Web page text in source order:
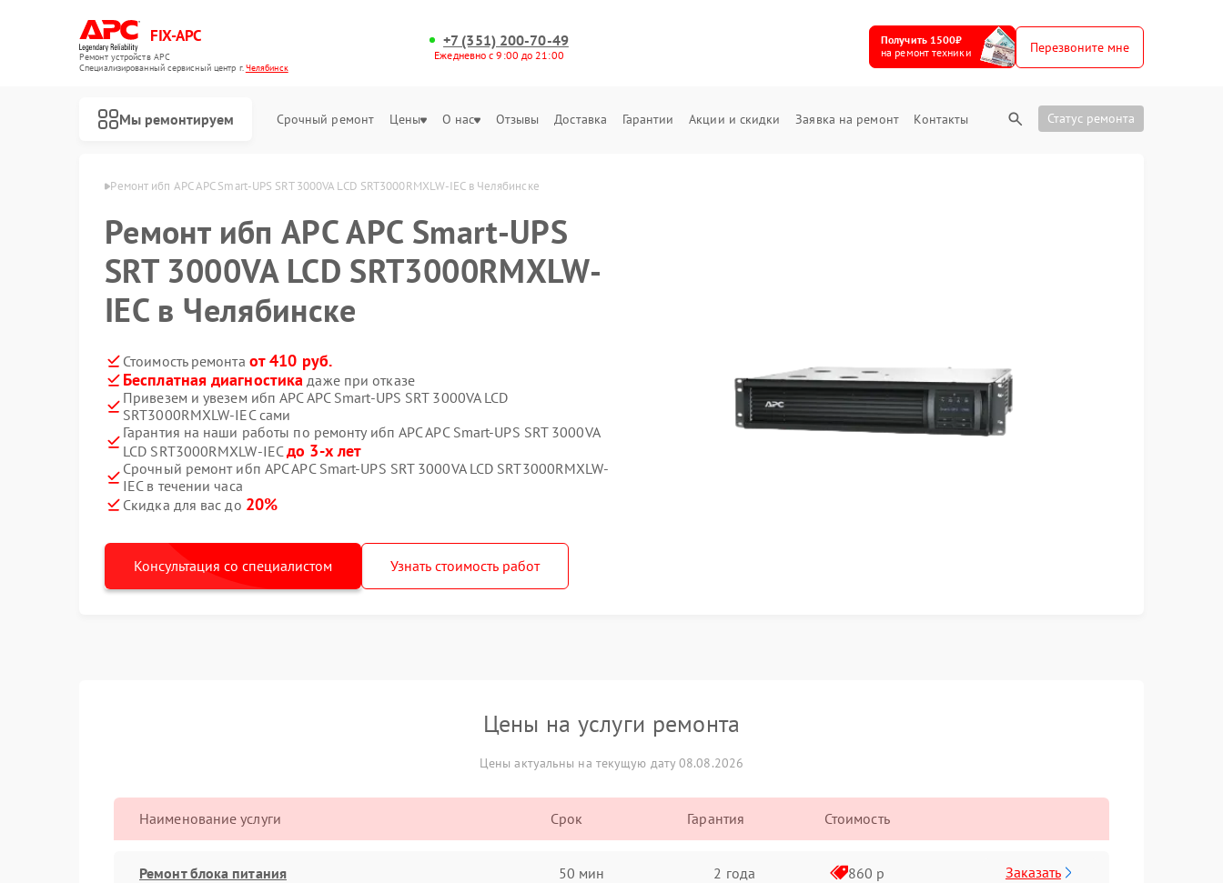
FIX-APC
Ремонт устройств APC
Специализированный cервисный центр г.Челябинск
+7 (351) 200-70-49
Ежедневно с 9:00 до 21:00
Получить 1500₽
на ремонт техники
Перезвоните мне
Мы ремонтируем Срочный ремонт Цены О нас Отзывы Доставка Гарантии Акции и скидки Заявка на ремонт Контакты Статус ремонта
APC в Челябинске Ремонт ибп APC APC Smart-UPS SRT 3000VA LCD SRT3000RMXLW-IEC в Челябинске
Ремонт ибп APC APC Smart-UPS
SRT 3000VA LCD SRT3000RMXLW-
IEC в Челябинске
Стоимость ремонта от 410 руб.
Бесплатная диагностика даже при отказе
Привезем и увезем ибп APC APC Smart-UPS SRT 3000VA LCD
SRT3000RMXLW-IEC сами
Гарантия на наши работы по ремонту ибп APC APC Smart-UPS SRT 3000VA
LCD SRT3000RMXLW-IECдо 3-х лет
Срочный ремонт ибп APC APC Smart-UPS SRT 3000VA LCD SRT3000RMXLW-
IEC в течении часа
Скидка для вас до 20%
Консультация со специалистом Узнать стоимость работ
Цены на услуги ремонта
Цены актуальны на текущую дату 08.08.2026
Наименование услуги Срок Гарантия Стоимость
Ремонт блока питания 50 мин 2 года 860 р Заказать